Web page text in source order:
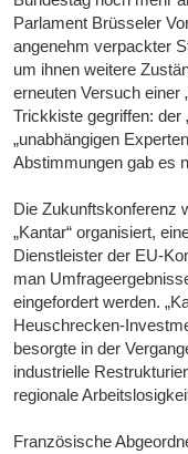
Parlament Brüsseler
angenehm verpackter
um ihnen weitere
erneuten Versuch einer
Trickkiste gegriffen: der
„unabhängigen
Abstimmungen gab es
Die Zukunftskonferenz
„Kantar“ organisiert,
Dienstleister der EU-
man
eingefordert werden.
Heuschrecken-
besorgte in der
industrielle
regionale
Französische